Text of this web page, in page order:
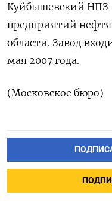
Куйбышевский НПЗ
предприятий
области. Завод
мая 2007 года.
(Московское бюро)